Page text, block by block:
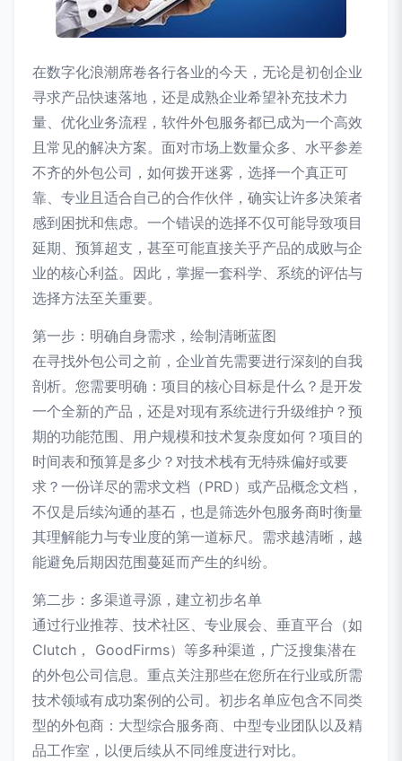
在数字化浪潮席卷各行各业的今天，无论是初创企业
寻求产品快速落地，还是成熟企业希望补充技术力
量、优化业务流程，软件外包服务都已成为一个高效
且常见的解决方案。面对市场上数量众多、水平参差
不齐的外包公司，如何拨开迷雾，选择一个真正可
靠、专业且适合自己的合作伙伴，确实让许多决策者
感到困扰和焦虑。一个错误的选择不仅可能导致项目
延期、预算超支，甚至可能直接关乎产品的成败与企
业的核心利益。因此，掌握一套科学、系统的评估与
选择方法至关重要。
第一步：明确自身需求，绘制清晰蓝图
在寻找外包公司之前，企业首先需要进行深刻的自我
剖析。您需要明确：项目的核心目标是什么？是开发
一个全新的产品，还是对现有系统进行升级维护？预
期的功能范围、用户规模和技术复杂度如何？项目的
时间表和预算是多少？对技术栈有无特殊偏好或要
求？一份详尽的需求文档（PRD）或产品概念文档，
不仅是后续沟通的基石，也是筛选外包服务商时衡量
其理解能力与专业度的第一道标尺。需求越清晰，越
能避免后期因范围蔓延而产生的纠纷。
第二步：多渠道寻源，建立初步名单
通过行业推荐、技术社区、专业展会、垂直平台（如
Clutch， GoodFirms）等多种渠道，广泛搜集潜在
的外包公司信息。重点关注那些在您所在行业或所需
技术领域有成功案例的公司。初步名单应包含不同类
型的外包商：大型综合服务商、中型专业团队以及精
品工作室，以便后续从不同维度进行对比。